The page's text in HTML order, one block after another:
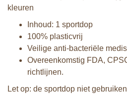
kleuren
Inhoud: 1 sportdop
100% plasticvrij
Veilige anti-bacteriële
Overeenkomstig FDA,
richtlijnen.
Let op: de sportdop niet